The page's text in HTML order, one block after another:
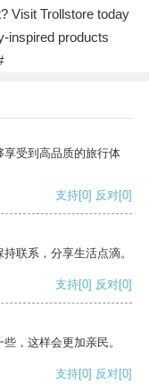
Visit Trollstore today
inspired products
受到高品质的旅行体
支持[0] 反对[0]
联系，分享生活点滴。
支持[0] 反对[0]
，这样会更加亲民。
支持[0] 反对[0]